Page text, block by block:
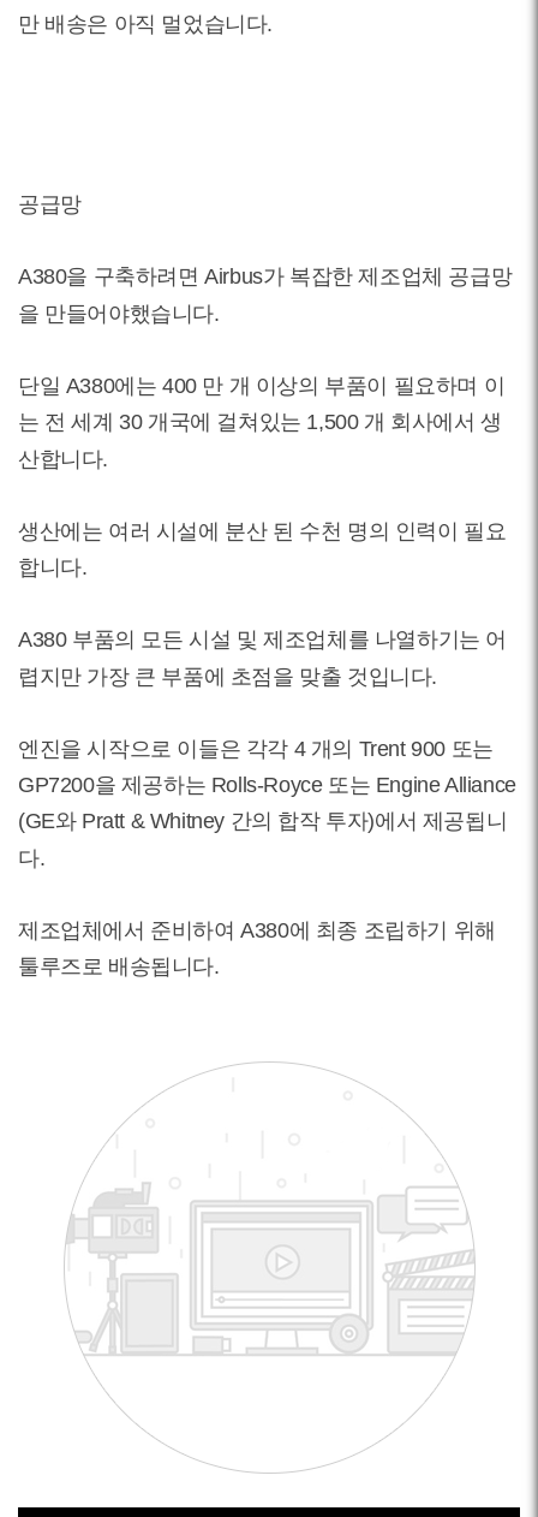
만 배송은 아직 멀었습니다.
공급망
A380을 구축하려면 Airbus가 복잡한 제조업체 공급망
을 만들어야했습니다.
단일 A380에는 400 만 개 이상의 부품이 필요하며 이
는 전 세계 30 개국에 걸쳐있는 1,500 개 회사에서 생
산합니다.
생산에는 여러 시설에 분산 된 수천 명의 인력이 필요
합니다.
A380 부품의 모든 시설 및 제조업체를 나열하기는 어
렵지만 가장 큰 부품에 초점을 맞출 것입니다.
엔진을 시작으로 이들은 각각 4 개의 Trent 900 또는
GP7200을 제공하는 Rolls-Royce 또는 Engine Alliance
(GE와 Pratt & Whitney 간의 합작 투자)에서 제공됩니
다.
제조업체에서 준비하여 A380에 최종 조립하기 위해
툴루즈로 배송됩니다.